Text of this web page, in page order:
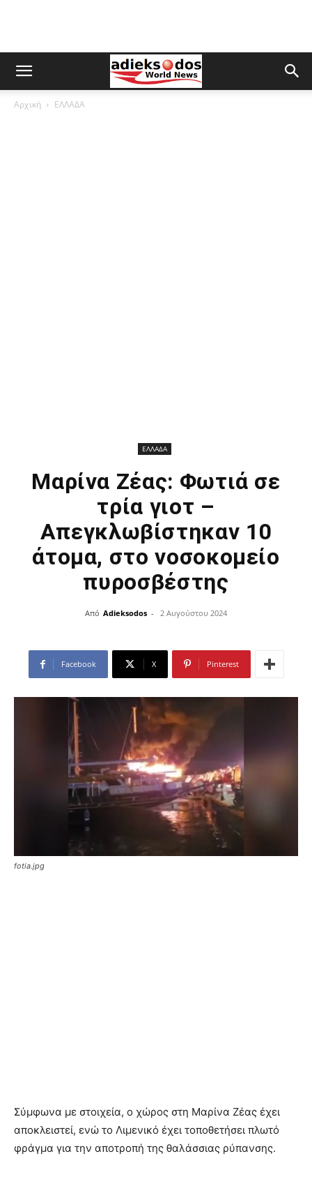
Αρχική ΕΛΛΑΔΑ
ΕΛΛΑΔΑ
Μαρίνα Ζέας: Φωτιά σε
τρία γιοτ –
Απεγκλωβίστηκαν 10
άτομα, στο νοσοκομείο
πυροσβέστης
Από Adieksodos - 2 Αυγούστου 2024
Facebook X Pinterest
fotia.jpg
Σύμφωνα με στοιχεία, ο χώρος στη Μαρίνα Ζέας έχει
αποκλειστεί, ενώ το Λιμενικό έχει τοποθετήσει πλωτό
φράγμα για την αποτροπή της θαλάσσιας ρύπανσης.